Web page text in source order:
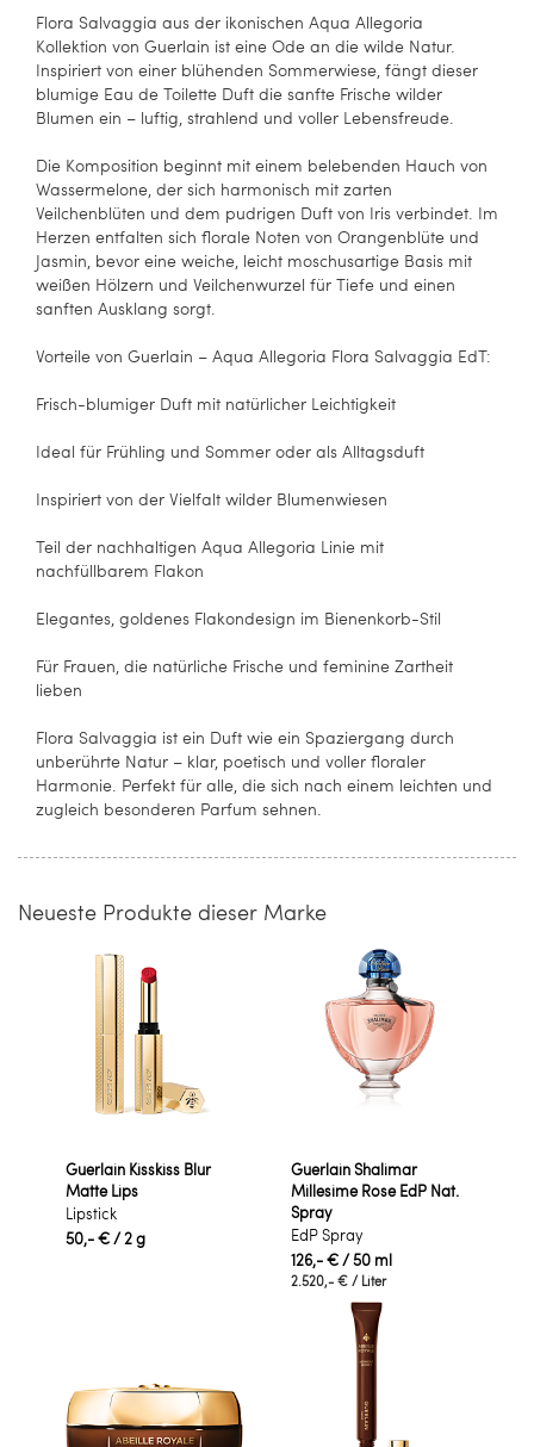
Flora Salvaggia aus der ikonischen Aqua Allegoria
Kollektion von Guerlain ist eine Ode an die wilde Natur.
Inspiriert von einer blühenden Sommerwiese, fängt dieser
blumige Eau de Toilette Duft die sanfte Frische wilder
Blumen ein – luftig, strahlend und voller Lebensfreude.
Die Komposition beginnt mit einem belebenden Hauch von
Wassermelone, der sich harmonisch mit zarten
Veilchenblüten und dem pudrigen Duft von Iris verbindet. Im
Herzen entfalten sich florale Noten von Orangenblüte und
Jasmin, bevor eine weiche, leicht moschusartige Basis mit
weißen Hölzern und Veilchenwurzel für Tiefe und einen
sanften Ausklang sorgt.
Vorteile von Guerlain – Aqua Allegoria Flora Salvaggia EdT:
Frisch-blumiger Duft mit natürlicher Leichtigkeit
Ideal für Frühling und Sommer oder als Alltagsduft
Inspiriert von der Vielfalt wilder Blumenwiesen
Teil der nachhaltigen Aqua Allegoria Linie mit
nachfüllbarem Flakon
Elegantes, goldenes Flakondesign im Bienenkorb-Stil
Für Frauen, die natürliche Frische und feminine Zartheit
lieben
Flora Salvaggia ist ein Duft wie ein Spaziergang durch
unberührte Natur – klar, poetisch und voller floraler
Harmonie. Perfekt für alle, die sich nach einem leichten und
zugleich besonderen Parfum sehnen.
Neueste Produkte dieser Marke
Guerlain Kisskiss Blur
Matte Lips
Lipstick
50,- €/ 2 g
Guerlain Shalimar
Millesime Rose EdP Nat.
Spray
EdP Spray
126,- €/ 50 ml
2.520,- € / Liter